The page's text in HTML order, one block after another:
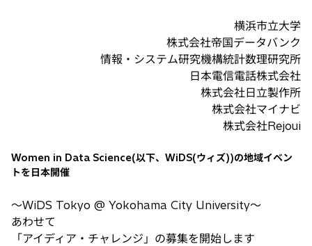
横浜市立大学
株式会社帝国データバンク
情報・システム研究機構統計数理研究所
日本電信電話株式会社
株式会社日立製作所
株式会社マイナビ
株式会社Rejoui
Women in Data Science(以下、WiDS(ウィズ))の地域イベン
トを日本開催
〜WiDS Tokyo @ Yokohama City University〜
あわせて
「アイディア・チャレンジ」の募集を開始します